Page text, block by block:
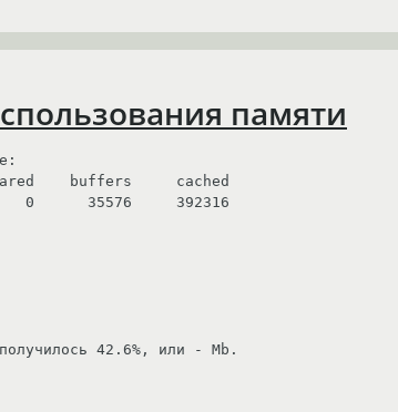
памяти
0      35576     392316
42.6%, или - Mb.